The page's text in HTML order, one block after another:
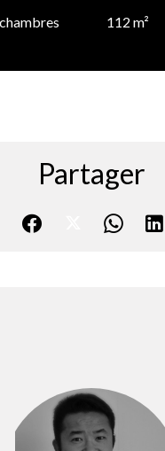
112 m²
Partager